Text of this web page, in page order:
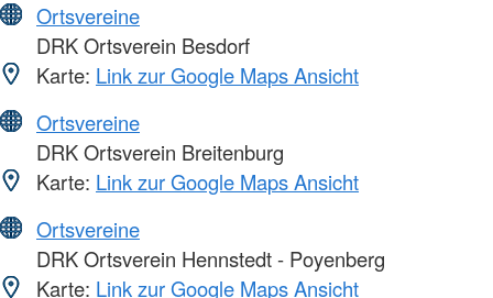
Ortsvereine
DRK Ortsverein Besdorf
Karte: Link zur Google Maps Ansicht
Ortsvereine
DRK Ortsverein Breitenburg
Karte: Link zur Google Maps Ansicht
Ortsvereine
DRK Ortsverein Hennstedt - Poyenberg
Karte: Link zur Google Maps Ansicht